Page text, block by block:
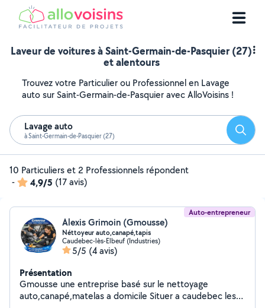
Laveur de voitures à Saint-Germain-de-Pasquier (27)
et alentours
Trouvez votre Particulier ou Professionnel en Lavage
auto sur Saint-Germain-de-Pasquier avec AlloVoisins !
Lavage auto
à Saint-Germain-de-Pasquier (27)
10 Particuliers et 2 Professionnels répondent
-
4,9/5 (17 avis)
Auto-entrepreneur
Alexis Grimoin (Gmousse)
Néttoyeur auto,canapé,tapis
Caudebec-lès-Elbeuf (Industries)
5/5 (4 avis)
Présentation
Gmousse une entreprise basé sur le nettoyage
auto,canapé,matelas a domicile Situer a caudebec les